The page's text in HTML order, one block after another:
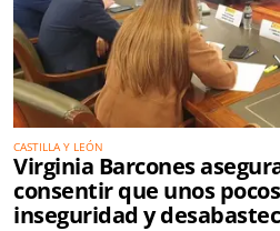
CASTILLA Y LEÓN
Virginia Barcones
consentir que unos
inseguridad y